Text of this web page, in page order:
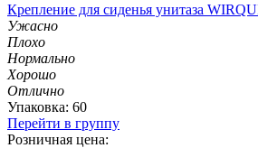
Крепление для сиденья унитаза
Ужасно
Плохо
Нормально
Хорошо
Отлично
Упаковка: 60
Перейти в группу
Розничная цена: